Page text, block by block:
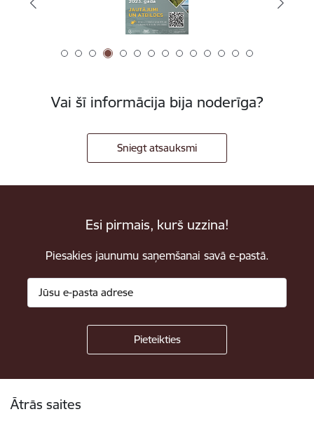
Vai šī informācija bija noderīga?
Sniegt atsauksmi
Esi pirmais, kurš uzzina!
Piesakies jaunumu saņemšanai savā e-pastā.
Ātrās saites